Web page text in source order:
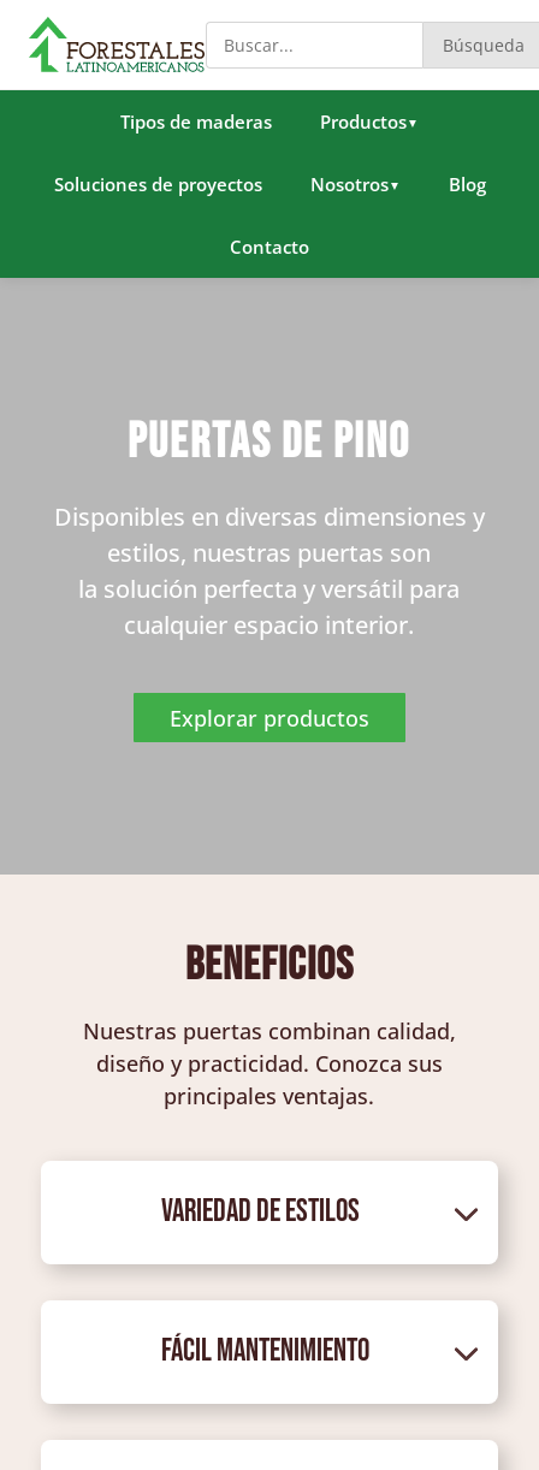
Búsqueda
Tipos de maderas Productos▼
Soluciones de proyectos Nosotros▼ Blog
Contacto
Puertas de Pino
Disponibles en diversas dimensiones y
estilos, nuestras puertas son
la solución perfecta y versátil para
cualquier espacio interior.
Explorar productos
BENEFICIOS
Nuestras puertas combinan calidad,
diseño y practicidad. Conozca sus
principales ventajas.
Variedad de Estilos
Fácil Mantenimiento